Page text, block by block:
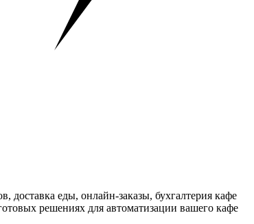
еды, онлайн‑заказы, бухгалтерия кафе
решениях для автоматизации вашего кафе